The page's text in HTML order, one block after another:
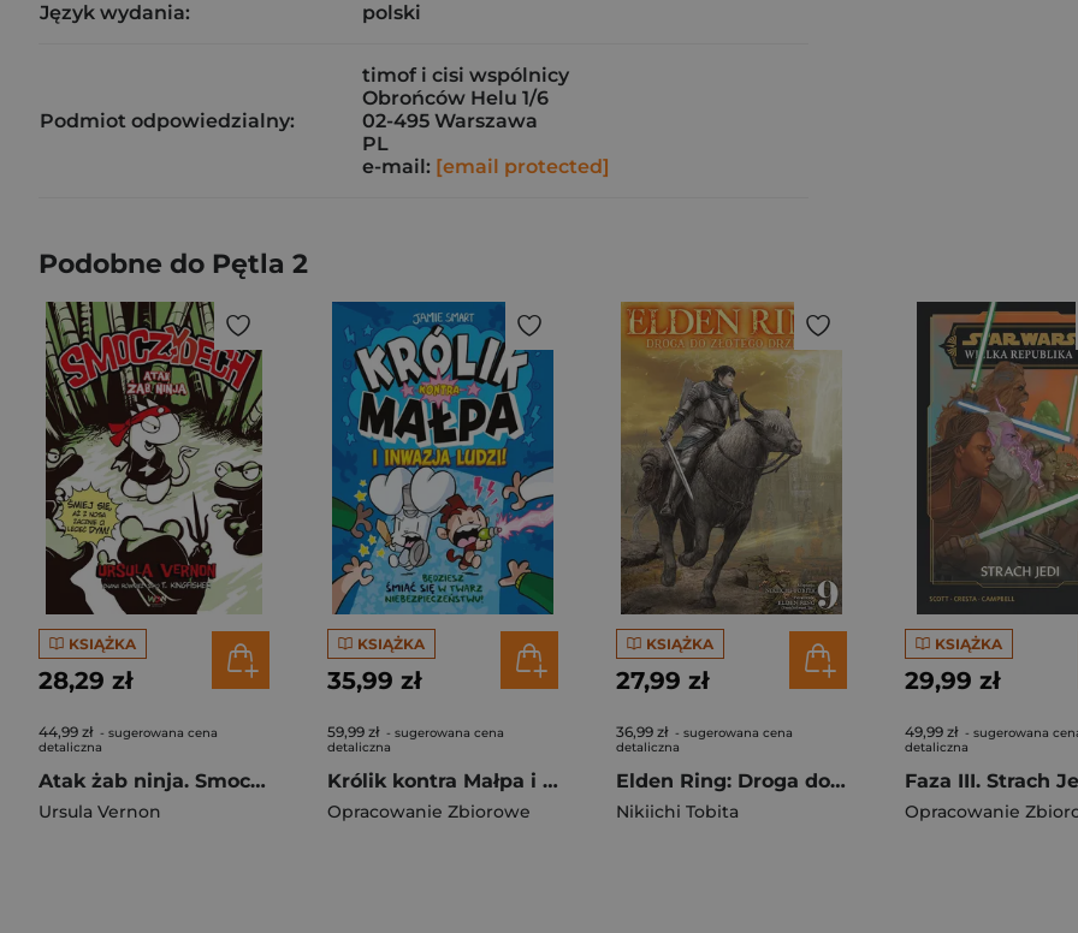
Język wydania: polski
Podmiot odpowiedzialny:
timof i cisi wspólnicy
Obrońców Helu 1/6
02-495 Warszawa
PL
e-mail: [email protected]
Podobne do Pętla 2
KSIĄŻKA
28,29 zł
44,99 zł - sugerowana cena
detaliczna
Atak żab ninja. Smoczydech
Ursula Vernon
KSIĄŻKA
35,99 zł
59,99 zł - sugerowana cena
detaliczna
Królik kontra Małpa i inwazja ludzi! Tom 2
Opracowanie Zbiorowe
KSIĄŻKA
27,99 zł
36,99 zł - sugerowana cena
detaliczna
Elden Ring: Droga do Złotego Drzewa. Tom 9
Nikiichi Tobita
KSIĄŻKA
29,99 zł
49,99 zł - sugerowana
detaliczna
Opracowanie